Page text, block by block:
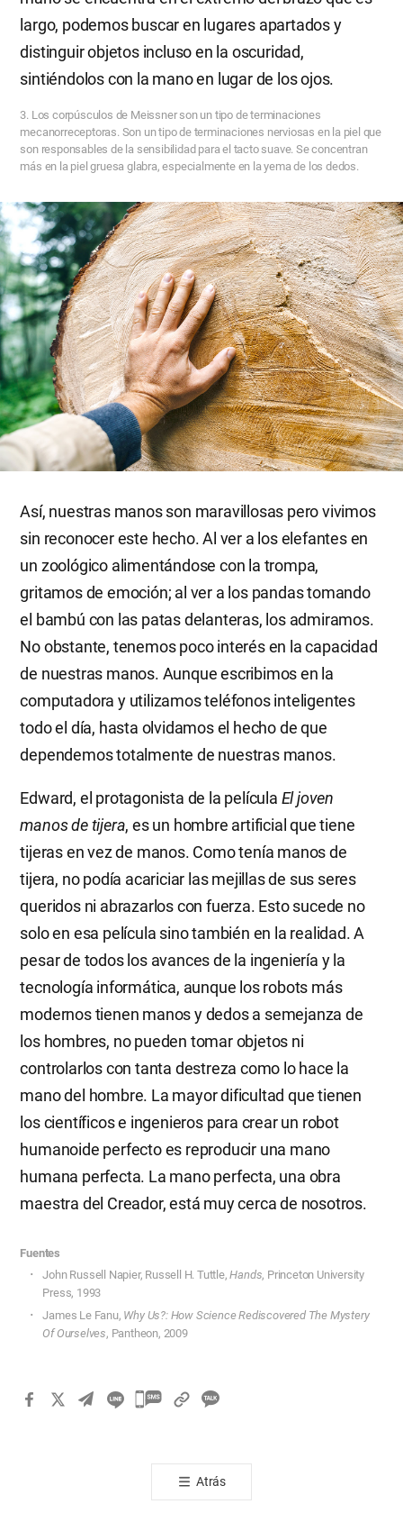
largo, podemos buscar en lugares apartados y
distinguir objetos incluso en la oscuridad,
sintiéndolos con la mano en lugar de los ojos.
3. Los corpúsculos de Meissner son un tipo de terminaciones
mecanorreceptoras. Son un tipo de terminaciones nerviosas en la piel que
son responsables de la sensibilidad para el tacto suave. Se concentran
más en la piel gruesa glabra, especialmente en la yema de los dedos.
Así, nuestras manos son maravillosas pero vivimos
sin reconocer este hecho. Al ver a los elefantes en
un zoológico alimentándose con la trompa,
gritamos de emoción; al ver a los pandas tomando
el bambú con las patas delanteras, los admiramos.
No obstante, tenemos poco interés en la capacidad
de nuestras manos. Aunque escribimos en la
computadora y utilizamos teléfonos inteligentes
todo el día, hasta olvidamos el hecho de que
dependemos totalmente de nuestras manos.
Edward, el protagonista de la película El joven
manos de tijera, es un hombre artificial que tiene
tijeras en vez de manos. Como tenía manos de
tijera, no podía acariciar las mejillas de sus seres
queridos ni abrazarlos con fuerza. Esto sucede no
solo en esa película sino también en la realidad. A
pesar de todos los avances de la ingeniería y la
tecnología informática, aunque los robots más
modernos tienen manos y dedos a semejanza de
los hombres, no pueden tomar objetos ni
controlarlos con tanta destreza como lo hace la
mano del hombre. La mayor dificultad que tienen
los científicos e ingenieros para crear un robot
humanoide perfecto es reproducir una mano
humana perfecta. La mano perfecta, una obra
maestra del Creador, está muy cerca de nosotros.
Fuentes
John Russell Napier, Russell H. Tuttle,Hands, Princeton University
Press, 1993
James Le Fanu, Why Us?: How Science Rediscovered The Mystery
Of Ourselves, Pantheon, 2009
카
톡
공
Atrás